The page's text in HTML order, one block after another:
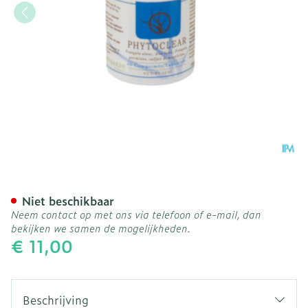
€ 11,00
Niet beschikbaar
Neem contact op met ons via telefoon of e-mail, dan
bekijken we samen de mogelijkheden.
Beschrijving